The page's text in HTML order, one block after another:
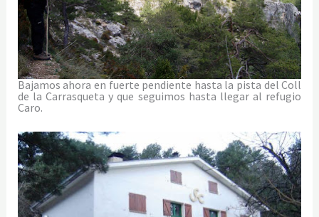
Bajamos ahora en fuerte pendiente hasta la pista del Coll
de la Carrasqueta y que seguimos hasta llegar al refugio
Caro.